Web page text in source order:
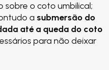
o coto umbilical;
a submersão do
até a queda do coto
para não deixar